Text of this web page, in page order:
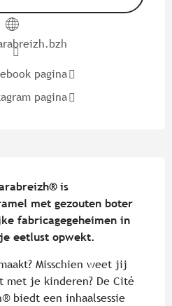
pagina
pagina
is
met gezouten boter
fabricagegeheimen in
eetlust opwekt.
Misschien weet jij
je kinderen? De Cité
biedt een inhaalsessie